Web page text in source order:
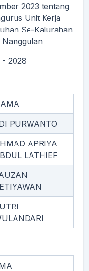
2023 tentang
Unit Kerja
Se-Kalurahan
Nanggulan
- 2028
PURWANTO
APRIYA
LATHIEF